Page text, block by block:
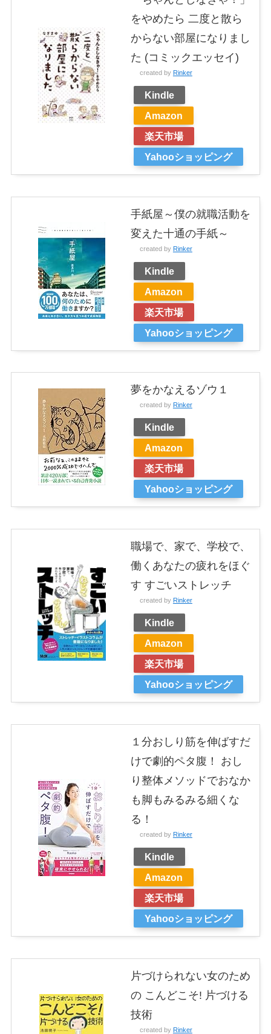
をやめたら 二度と散ら
からない部屋になりまし
た (コミックエッセイ)
created by Rinker
Kindle
Amazon
楽天市場
Yahooショッピング
手紙屋～僕の就職活動を
変えた十通の手紙～
created by Rinker
Kindle
Amazon
楽天市場
Yahooショッピング
夢をかなえるゾウ１
created by Rinker
Kindle
Amazon
楽天市場
Yahooショッピング
職場で、家で、学校で、
働くあなたの疲れをほぐ
す すごいストレッチ
created by Rinker
Kindle
Amazon
楽天市場
Yahooショッピング
１分おしり筋を伸ばすだ
けで劇的ペタ腹！ おし
り整体メソッドでおなか
も脚もみるみる細くな
る！
created by Rinker
Kindle
Amazon
楽天市場
Yahooショッピング
片づけられない女のため
の こんどこそ! 片づける
技術
created by Rinker